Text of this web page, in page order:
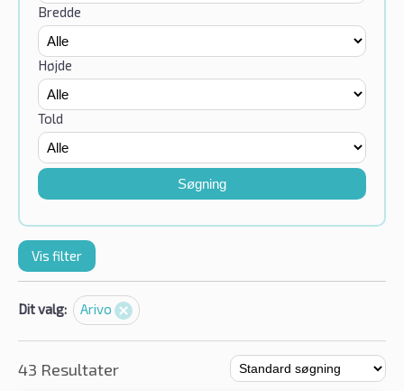
Bredde
Højde
Told
Søgning
Vis filter
Dit valg: Arivo
43 Resultater